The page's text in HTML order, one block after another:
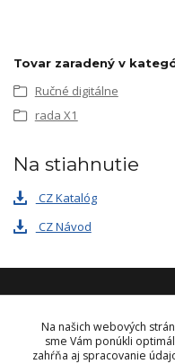
Tovar zaradený v
Ručné digitálne
rada X1
Na stiahnutie
CZ Katalóg
CZ Návod
KONTAKT
OBJEDNÁVKY A INFORMÁCIE
Na našich webových
sme Vám ponúkli
zahŕňa aj spracovanie